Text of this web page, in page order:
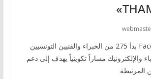
FacebookTweetPin بدأ 275 من الخبراء والفنيين التونسيين
والإلكترونيك مساراً تكوينياً يهدف إلى دعم
المرتبطة